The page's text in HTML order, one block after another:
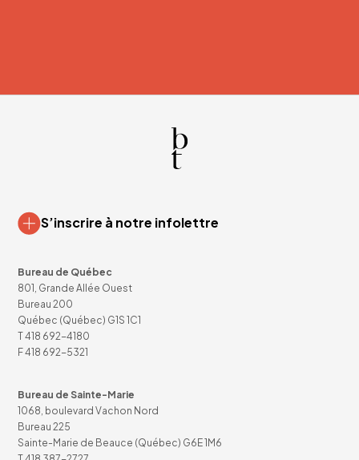
S’inscrire à notre infolettre
Bureau de Québec
801, Grande Allée Ouest
Bureau 200
Québec (Québec) G1S 1C1
T418 692-4180
F 418 692-5321
Bureau de Sainte-Marie
1068, boulevard Vachon Nord
Bureau 225
Sainte-Marie de Beauce (Québec) G6E 1M6